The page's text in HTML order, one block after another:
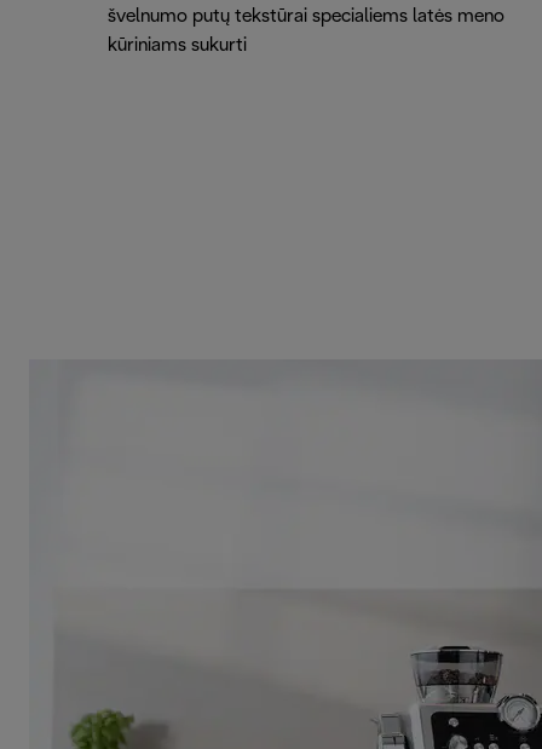
švelnumo putų tekstūrai specialiems latės meno
kūriniams sukurti